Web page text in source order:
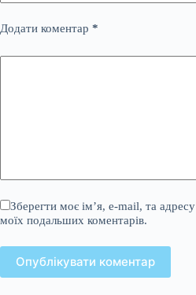
Додати коментар *
Зберегти моє ім’я, e-mail, та
моїх подальших коментарів.
Опублікувати коментар